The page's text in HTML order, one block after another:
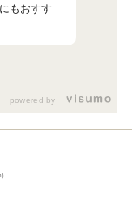
もおすす
powered by